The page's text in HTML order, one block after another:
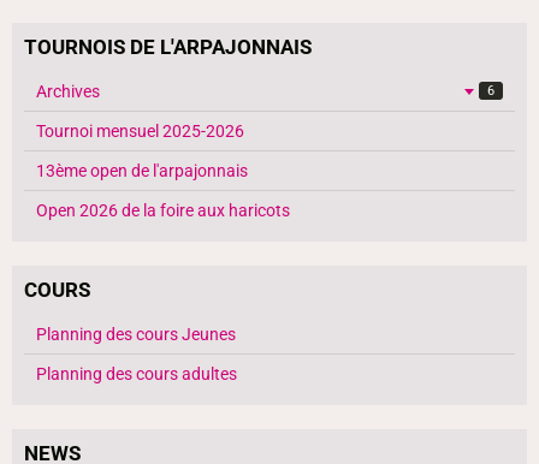
TOURNOIS DE L'ARPAJONNAIS
Archives 6
Tournoi mensuel 2025-2026
13ème open de l'arpajonnais
Open 2026 de la foire aux haricots
COURS
Planning des cours Jeunes
Planning des cours adultes
NEWS